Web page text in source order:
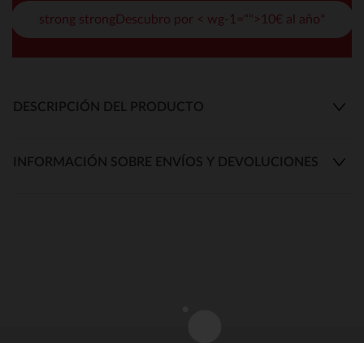
strong strongDescubro por < wg-1="">10€ al año*
DESCRIPCIÓN DEL PRODUCTO
INFORMACIÓN SOBRE ENVÍOS Y DEVOLUCIONES